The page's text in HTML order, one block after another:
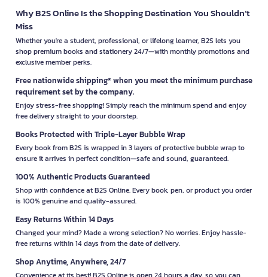
Why B2S Online Is the Shopping Destination You Shouldn’t
Miss
Whether you're a student, professional, or lifelong learner, B2S lets you
shop premium books and stationery 24/7—with monthly promotions and
exclusive member perks.
Free nationwide shipping* when you meet the minimum purchase
requirement set by the company.
Enjoy stress-free shopping! Simply reach the minimum spend and enjoy
free delivery straight to your doorstep.
Books Protected with Triple-Layer Bubble Wrap
Every book from B2S is wrapped in 3 layers of protective bubble wrap to
ensure it arrives in perfect condition—safe and sound, guaranteed.
100% Authentic Products Guaranteed
Shop with confidence at B2S Online. Every book, pen, or product you order
is 100% genuine and quality-assured.
Easy Returns Within 14 Days
Changed your mind? Made a wrong selection? No worries. Enjoy hassle-
free returns within 14 days from the date of delivery.
Shop Anytime, Anywhere, 24/7